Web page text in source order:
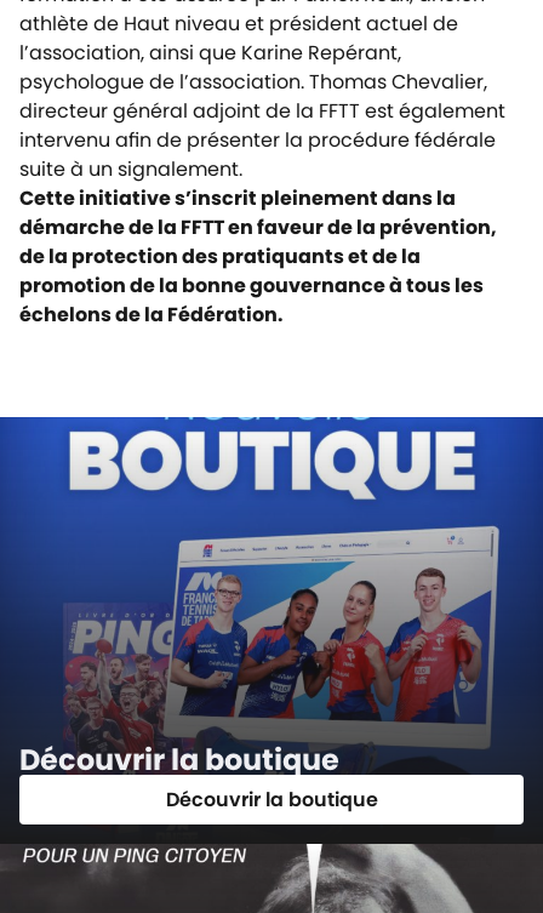
athlète de Haut niveau et président actuel de
l’association, ainsi que Karine Repérant,
psychologue de l’association. Thomas Chevalier,
directeur général adjoint de la FFTT est également
intervenu afin de présenter la procédure fédérale
suite à un signalement.
Cette initiative s’inscrit pleinement dans la
démarche de la FFTT en faveur de la prévention,
de la protection des pratiquants et de la
promotion de la bonne gouvernance à tous les
échelons de la Fédération.
Découvrir la boutique
Découvrir la boutique